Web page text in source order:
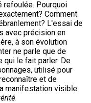
refoulée. Pourquoi
Comment
L'essai de
avec précision en
à son évolution
ne parle que de
qui le fait parler. De
utilisé pour
et de
manifestation visible
.